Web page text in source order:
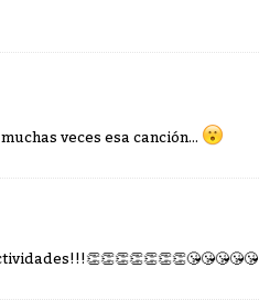
veces esa canción...
👏👏👏👏👏👏👏😘😘😘😘😘